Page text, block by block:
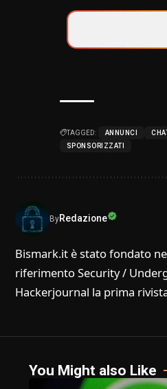
TAGGED: ANNUNCI
SPONSORIZZATI
ByRedazione
Bismark.it è stato fondato
riferimento Security /
Hackerjournal la prima
You Might also Like